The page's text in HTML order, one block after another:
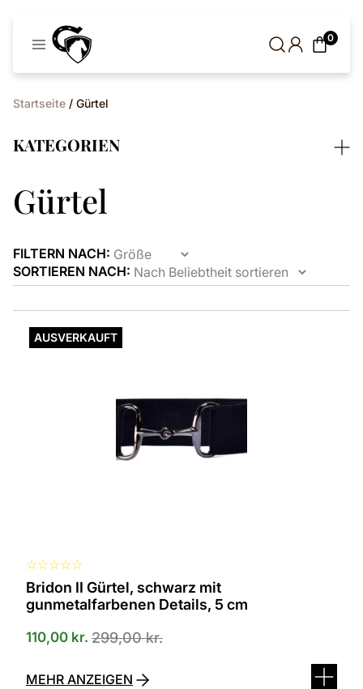
0
Startseite / Gürtel
KATEGORIEN
Gürtel
FILTERN NACH:
SORTIEREN NACH:
AUSVERKAUFT
☆☆☆☆☆
Bridon II Gürtel, schwarz mit
gunmetalfarbenen Details, 5 cm
299,00kr.
110,00 kr.
MEHR ANZEIGEN